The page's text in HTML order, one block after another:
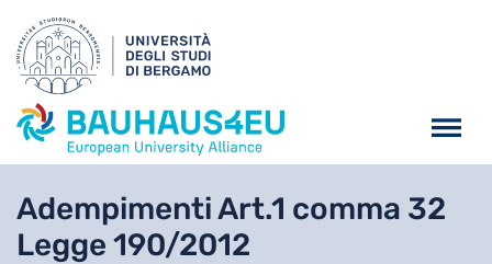
Adempimenti Art.1 comma 32
Legge 190/2012